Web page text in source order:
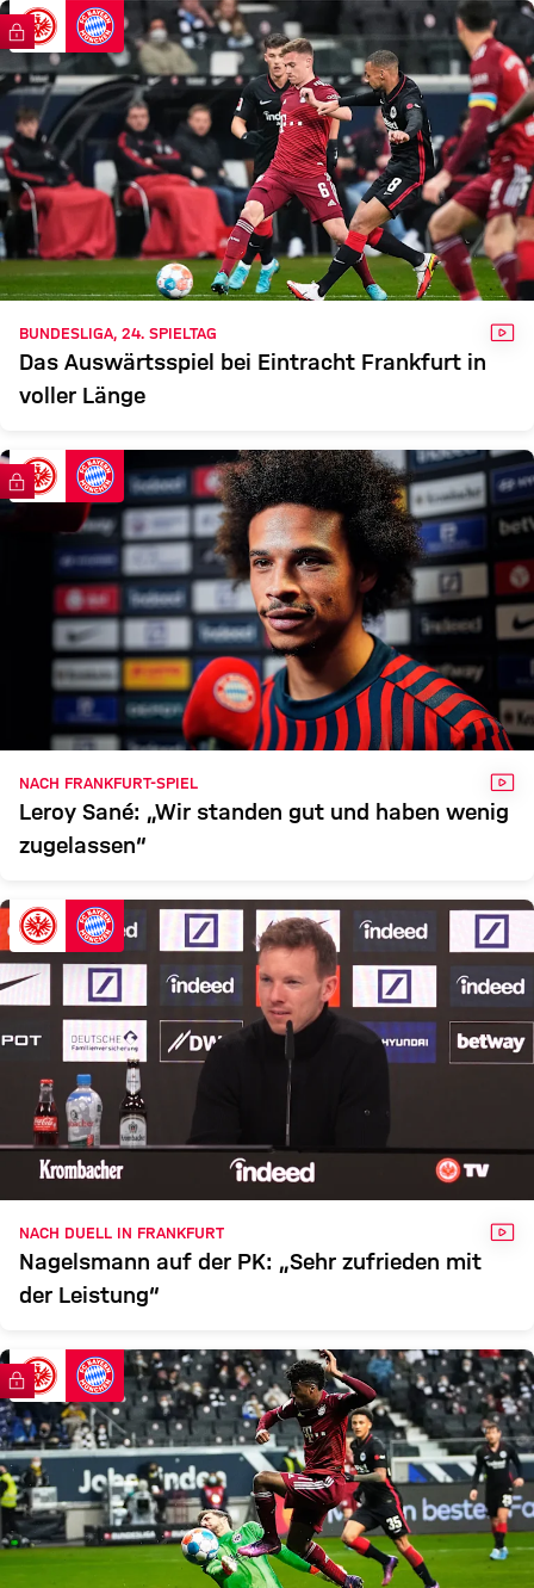
SGE
FCB
Zum Spielbericht
FC Bayern TV PLUS
BUNDESLIGA, 24. SPIELTAG
Das Auswärtsspiel bei Eintracht Frankfurt in
voller Länge
FC Bayern TV PLUS
NACH FRANKFURT-SPIEL
Leroy Sané: „Wir standen gut und haben wenig
zugelassen“
NACH DUELL IN FRANKFURT
Nagelsmann auf der PK: „Sehr zufrieden mit
der Leistung“
FC Bayern TV PLUS